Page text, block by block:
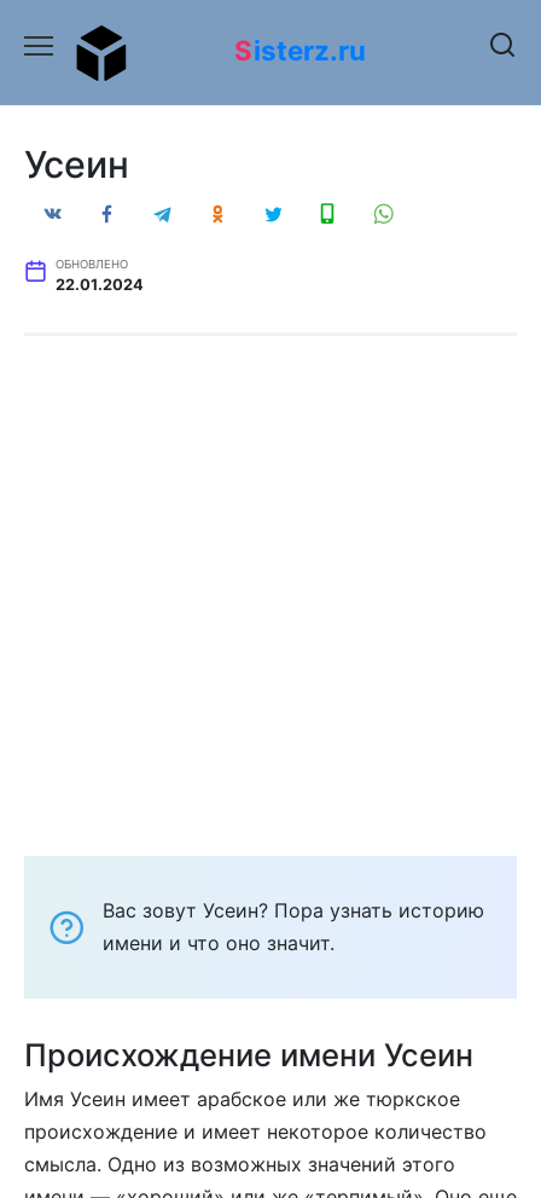
содержанию
Sisterz.ru
Усеин
ОБНОВЛЕНО
22.01.2024
Вас зовут Усеин? Пора узнать историю
имени и что оно значит.
Происхождение имени Усеин
Имя Усеин имеет арабское или же тюркское
происхождение и имеет некоторое количество
смысла. Одно из возможных значений этого